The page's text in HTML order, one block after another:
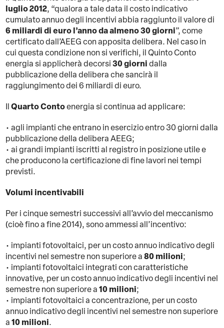
luglio 2012, “qualora a tale data il costo indicativo
cumulato annuo degli incentivi abbia raggiunto il valore di
6 miliardi di euro l’anno da almeno 30 giorni”, come
certificato dall’AEEG con apposita delibera. Nel caso in
cui questa condizione non si verifichi, il Quinto Conto
energia si applicherà decorsi30 giornidalla
pubblicazione della delibera che sancirà il
raggiungimento dei 6 miliardi di euro.
IlQuarto Contoenergia si continua ad applicare:
• agli impianti che entrano in esercizio entro 30 giorni dalla
pubblicazione della delibera AEEG;
• ai grandi impianti iscritti al registro in posizione utile e
che producono la certificazione di fine lavori nei tempi
previsti.
Volumi incentivabili
Per i cinque semestri successivi all’avvio del meccanismo
(cioè fino a fine 2014), sono ammessi all’incentivo:
• impianti fotovoltaici, per un costo annuo indicativo degli
incentivi nel semestre non superiore a80 milioni;
• impianti fotovoltaici integrati con caratteristiche
innovative, per un costo annuo indicativo degli incentivi nel
semestre non superiore a10 milioni;
• impianti fotovoltaici a concentrazione, per un costo
annuo indicativo degli incentivi nel semestre non superiore
a10 milioni.